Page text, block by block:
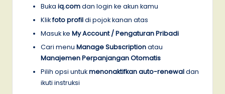
Buka iq.comdan login ke akun kamu
Klikfoto profildi pojok kanan atas
Masuk ke My Account / Pengaturan Pribadi
Cari menu Manage Subscriptionatau
Manajemen Perpanjangan Otomatis
Pilih opsi untukmenonaktifkan auto-renewaldan
ikuti instruksi